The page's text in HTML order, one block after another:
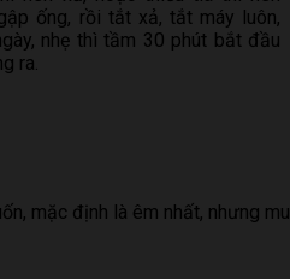
ống, rồi tắt xả, tắt máy luôn,
nhẹ thì tầm 30 phút bắt đầu
ra.
mặc định là êm nhất, nhưng